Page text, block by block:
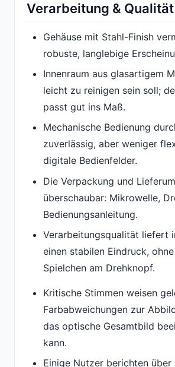
Verarbeitung & Qualität
Gehäuse mit Stahl-Finish
robuste, langlebige
Innenraum aus glasartigem
leicht zu reinigen sein soll;
passt gut ins Maß.
Mechanische Bedienung
zuverlässig, aber weniger
digitale Bedienfelder.
Die Verpackung und
überschaubar: Mikrowelle,
Bedienungsanleitung.
Verarbeitungsqualität liefert
einen stabilen Eindruck,
Spielchen am Drehknopf.
Kritische Stimmen weisen
Farbabweichungen zur
das optische Gesamtbild
kann.
Einige Nutzer berichten über